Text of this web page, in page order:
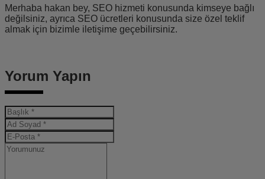
Merhaba hakan bey, SEO hizmeti konusunda kimseye bağlı
değilsiniz, ayrıca SEO ücretleri konusunda size özel teklif
almak için bizimle iletişime geçebilirsiniz.
Yorum Yapın